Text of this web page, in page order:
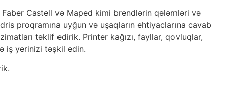
Castell və Maped kimi brendlərin qələmləri və
proqramına uyğun və uşaqların ehtiyaclarına cavab
təklif edirik. Printer kağızı, fayllar, qovluqlar,
iş yerinizi təşkil edin.